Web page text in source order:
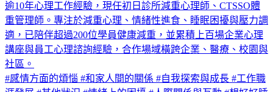
逾10年心理工作經驗，現任初日診所減重心理師、CTSSO體
重管理師。專注於減重心理、情緒性進食、睡眠困擾與壓力調
適，已陪伴超過200位學員健康減重，並累積上百場企業心理
講座與員工心理諮詢經驗，合作場域橫跨企業、醫療、校園與
社區。
#感情方面的煩惱 #和家人間的關係 #自我探索與成長 #工作職